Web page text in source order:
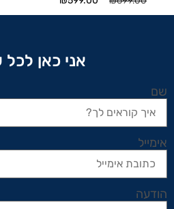
המקורי
הנוכחי
אני כאן
שם
אימייל
הודעה